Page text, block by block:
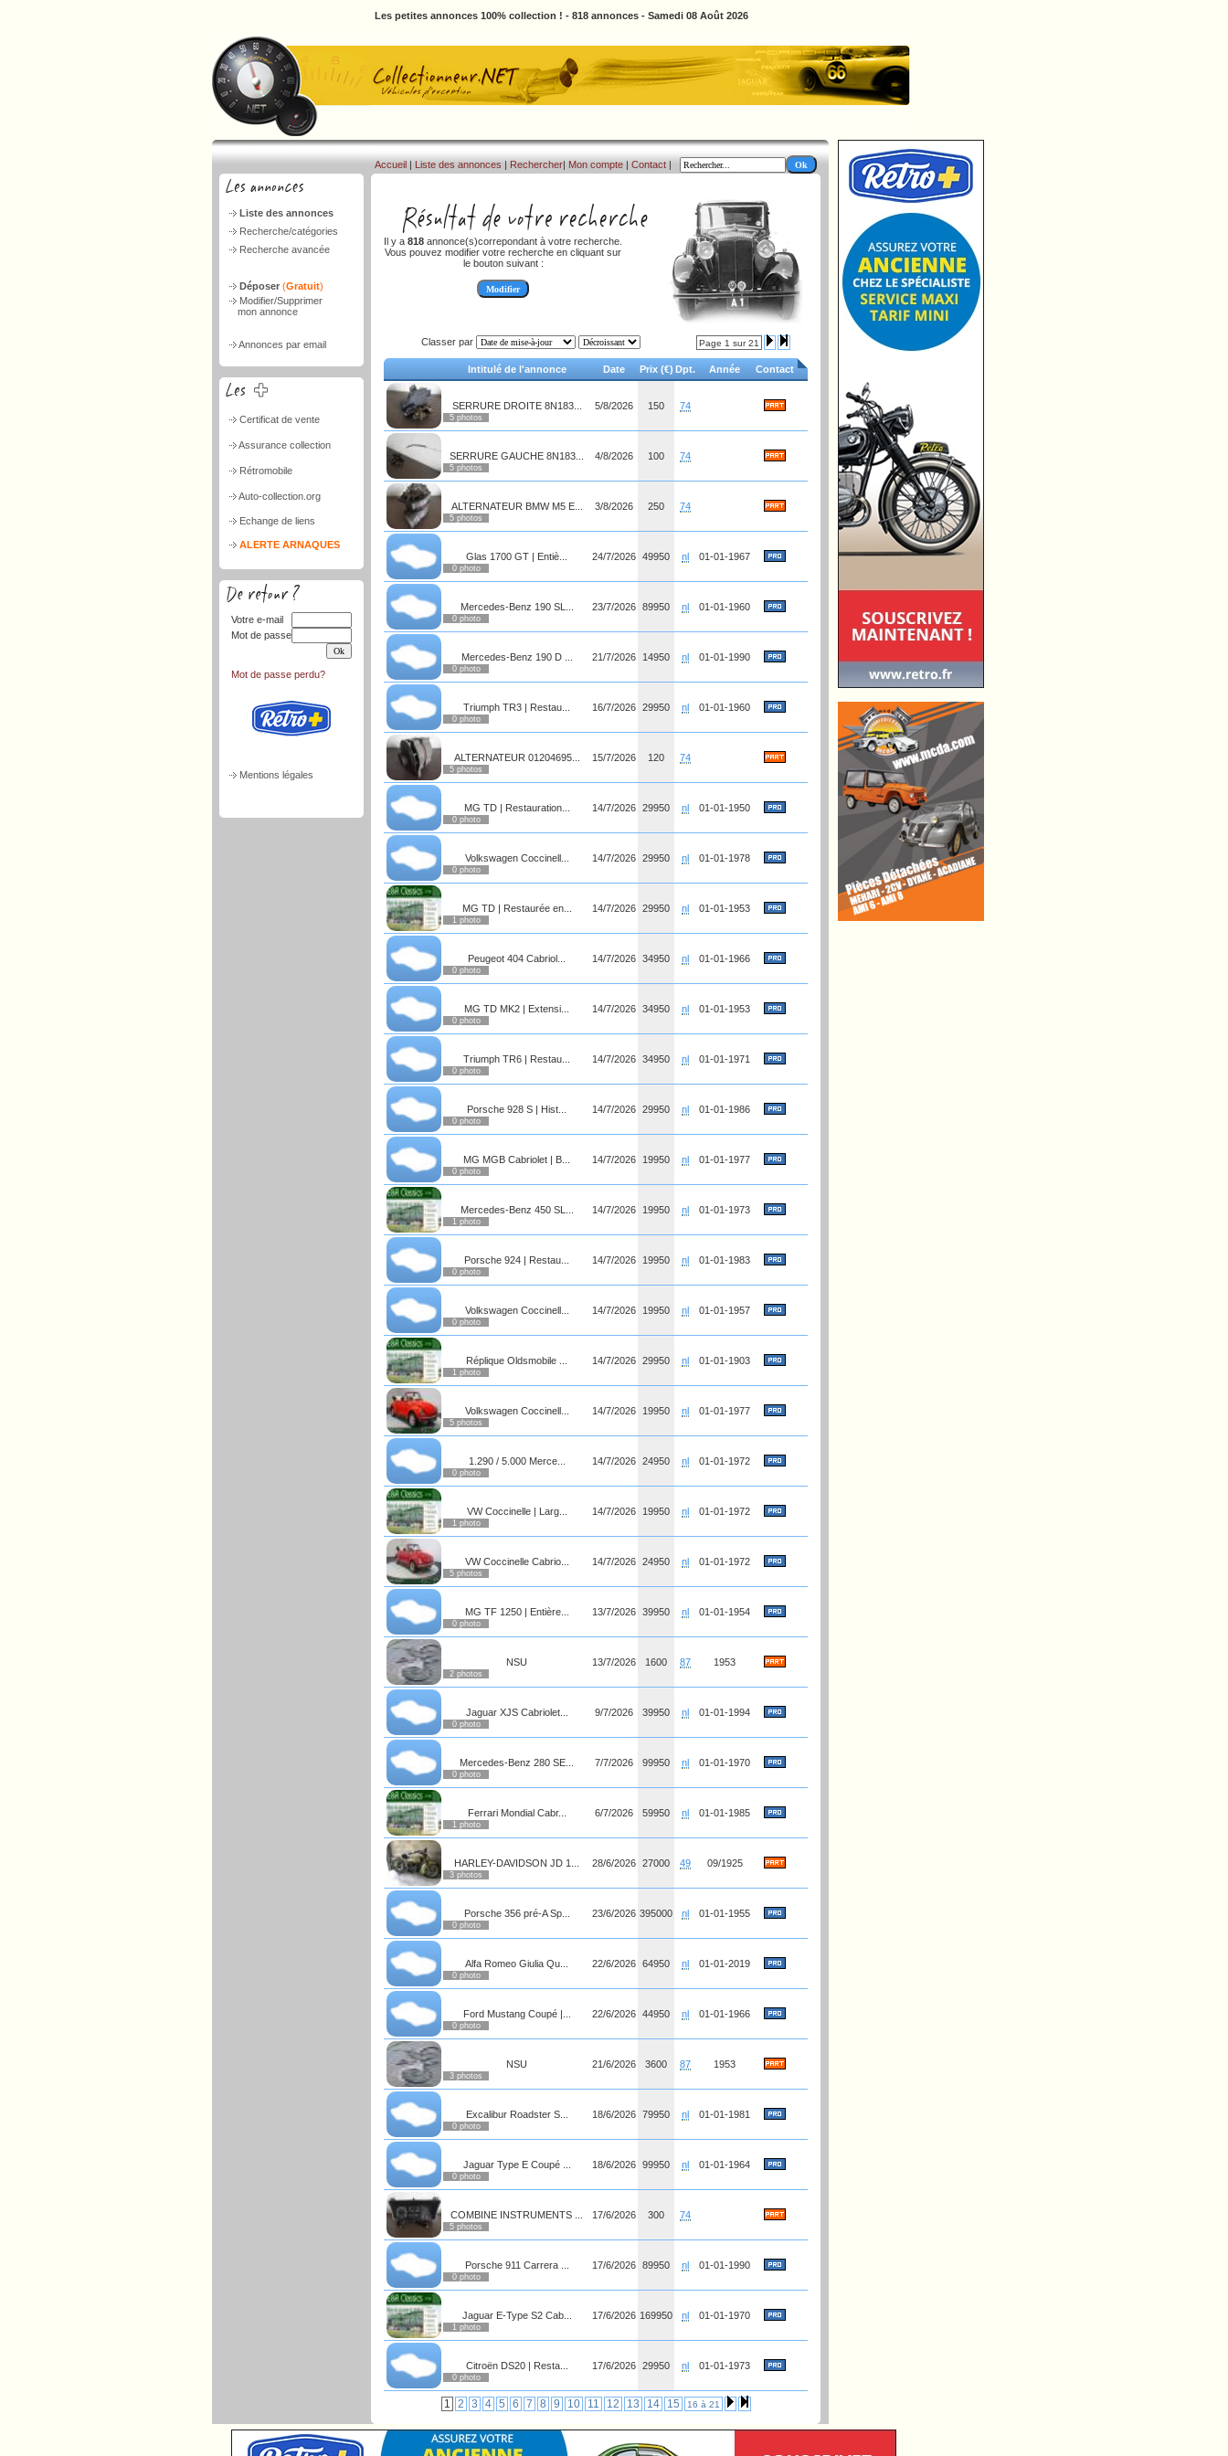
Les petites annonces 100% collection ! - 818 annonces - Samedi 08 Août 2026
Liste des annonces
Recherche/catégories
Recherche avancée
Déposer (Gratuit)
Modifier/Supprimer
mon annonce
Annonces par email
Certificat de vente
Assurance collection
Rétromobile
Auto-collection.org
Echange de liens
ALERTE ARNAQUES
Votre e-mail
Mot de passe
Mot de passe perdu?
Mentions légales
Accueil | Liste des annonces | Rechercher| Mon compte | Contact |
Il y a 818 annonce(s)correpondant à votre recherche.
Vous pouvez modifier votre recherche en cliquant sur
le bouton suivant :
Classer par Page 1 sur 21
Intitulé de l'annonce Date Prix (€) Dpt. Année Contact
SERRURE DROITE 8N183...
5 photos
5/8/2026 150 74
SERRURE GAUCHE 8N183...
5 photos
4/8/2026 100 74
ALTERNATEUR BMW M5 E...
5 photos
3/8/2026 250 74
Glas 1700 GT | Entiè...
0 photo
24/7/2026 49950 nl 01-01-1967
Mercedes-Benz 190 SL...
0 photo
23/7/2026 89950 nl 01-01-1960
Mercedes-Benz 190 D ...
0 photo
21/7/2026 14950 nl 01-01-1990
Triumph TR3 | Restau...
0 photo
16/7/2026 29950 nl 01-01-1960
ALTERNATEUR 01204695...
5 photos
15/7/2026 120 74
MG TD | Restauration...
0 photo
14/7/2026 29950 nl 01-01-1950
Volkswagen Coccinell...
0 photo
14/7/2026 29950 nl 01-01-1978
MG TD | Restaurée en...
1 photo
14/7/2026 29950 nl 01-01-1953
Peugeot 404 Cabriol...
0 photo
14/7/2026 34950 nl 01-01-1966
MG TD MK2 | Extensi...
0 photo
14/7/2026 34950 nl 01-01-1953
Triumph TR6 | Restau...
0 photo
14/7/2026 34950 nl 01-01-1971
Porsche 928 S | Hist...
0 photo
14/7/2026 29950 nl 01-01-1986
MG MGB Cabriolet | B...
0 photo
14/7/2026 19950 nl 01-01-1977
Mercedes-Benz 450 SL...
1 photo
14/7/2026 19950 nl 01-01-1973
Porsche 924 | Restau...
0 photo
14/7/2026 19950 nl 01-01-1983
Volkswagen Coccinell...
0 photo
14/7/2026 19950 nl 01-01-1957
Réplique Oldsmobile ...
1 photo
14/7/2026 29950 nl 01-01-1903
Volkswagen Coccinell...
5 photos
14/7/2026 19950 nl 01-01-1977
1.290 / 5.000 Merce...
0 photo
14/7/2026 24950 nl 01-01-1972
VW Coccinelle | Larg...
1 photo
14/7/2026 19950 nl 01-01-1972
VW Coccinelle Cabrio...
5 photos
14/7/2026 24950 nl 01-01-1972
MG TF 1250 | Entière...
0 photo
13/7/2026 39950 nl 01-01-1954
NSU
2 photos
13/7/2026 1600 87 1953
Jaguar XJS Cabriolet...
0 photo
9/7/2026 39950 nl 01-01-1994
Mercedes-Benz 280 SE...
0 photo
7/7/2026 99950 nl 01-01-1970
Ferrari Mondial Cabr...
1 photo
6/7/2026 59950 nl 01-01-1985
HARLEY-DAVIDSON JD 1...
3 photos
28/6/2026 27000 49 09/1925
Porsche 356 pré-A Sp...
0 photo
23/6/2026 395000 nl 01-01-1955
Alfa Romeo Giulia Qu...
0 photo
22/6/2026 64950 nl 01-01-2019
Ford Mustang Coupé |...
0 photo
22/6/2026 44950 nl 01-01-1966
NSU
3 photos
21/6/2026 3600 87 1953
Excalibur Roadster S...
0 photo
18/6/2026 79950 nl 01-01-1981
Jaguar Type E Coupé ...
0 photo
18/6/2026 99950 nl 01-01-1964
COMBINE INSTRUMENTS ...
5 photos
17/6/2026 300 74
Porsche 911 Carrera ...
0 photo
17/6/2026 89950 nl 01-01-1990
Jaguar E-Type S2 Cab...
1 photo
17/6/2026 169950 nl 01-01-1970
Citroën DS20 | Resta...
0 photo
17/6/2026 29950 nl 01-01-1973
1 2 3 4 5 6 7 8 9 10 11 12 13 14 15 16 à 21